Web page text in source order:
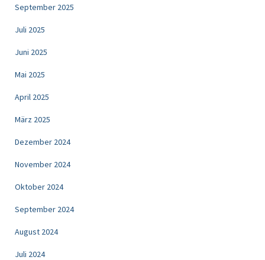
September 2025
Juli 2025
Juni 2025
Mai 2025
April 2025
März 2025
Dezember 2024
November 2024
Oktober 2024
September 2024
August 2024
Juli 2024